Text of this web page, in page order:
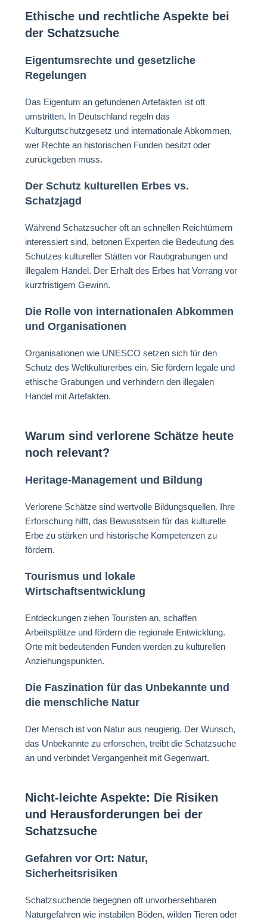
Ethische und rechtliche Aspekte bei
der Schatzsuche
Eigentumsrechte und gesetzliche
Regelungen
Das Eigentum an gefundenen Artefakten ist oft
umstritten. In Deutschland regeln das
Kulturgutschutzgesetz und internationale Abkommen,
wer Rechte an historischen Funden besitzt oder
zurückgeben muss.
Der Schutz kulturellen Erbes vs.
Schatzjagd
Während Schatzsucher oft an schnellen Reichtümern
interessiert sind, betonen Experten die Bedeutung des
Schutzes kultureller Stätten vor Raubgrabungen und
illegalem Handel. Der Erhalt des Erbes hat Vorrang vor
kurzfristigem Gewinn.
Die Rolle von internationalen Abkommen
und Organisationen
Organisationen wie UNESCO setzen sich für den
Schutz des Weltkulturerbes ein. Sie fördern legale und
ethische Grabungen und verhindern den illegalen
Handel mit Artefakten.
Warum sind verlorene Schätze heute
noch relevant?
Heritage-Management und Bildung
Verlorene Schätze sind wertvolle Bildungsquellen. Ihre
Erforschung hilft, das Bewusstsein für das kulturelle
Erbe zu stärken und historische Kompetenzen zu
fördern.
Tourismus und lokale
Wirtschaftsentwicklung
Entdeckungen ziehen Touristen an, schaffen
Arbeitsplätze und fördern die regionale Entwicklung.
Orte mit bedeutenden Funden werden zu kulturellen
Anziehungspunkten.
Die Faszination für das Unbekannte und
die menschliche Natur
Der Mensch ist von Natur aus neugierig. Der Wunsch,
das Unbekannte zu erforschen, treibt die Schatzsuche
an und verbindet Vergangenheit mit Gegenwart.
Nicht-leichte Aspekte: Die Risiken
und Herausforderungen bei der
Schatzsuche
Gefahren vor Ort: Natur,
Sicherheitsrisiken
Schatzsuchende begegnen oft unvorhersehbaren
Naturgefahren wie instabilen Böden, wilden Tieren oder